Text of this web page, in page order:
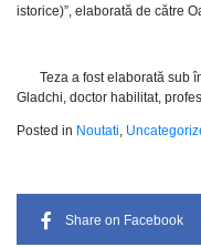
istorice)”, elaborată de către
Teza a fost elaborată sub
Gladchi, doctor habilitat,
Posted in Noutati,
Share on Facebook